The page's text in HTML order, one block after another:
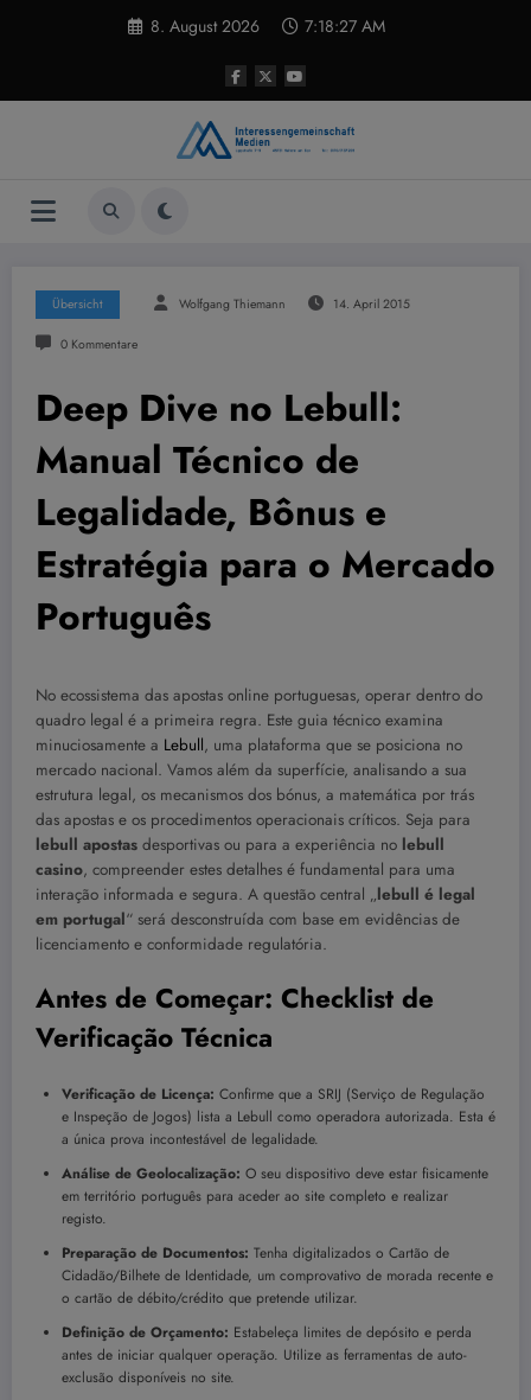
8. August 2026 7:18:28 AM
Übersicht Wolfgang Thiemann 14. April 2015
0 Kommentare
Deep Dive no Lebull:
Manual Técnico de
Legalidade, Bônus e
Estratégia para o Mercado
Português
No ecossistema das apostas online portuguesas, operar dentro do
quadro legal é a primeira regra. Este guia técnico examina
minuciosamente a Lebull, uma plataforma que se posiciona no
mercado nacional. Vamos além da superfície, analisando a sua
estrutura legal, os mecanismos dos bónus, a matemática por trás
das apostas e os procedimentos operacionais críticos. Seja para
lebull apostas desportivas ou para a experiência no lebull
casino, compreender estes detalhes é fundamental para uma
interação informada e segura. A questão central „lebull é legal
em portugal“ será desconstruída com base em evidências de
licenciamento e conformidade regulatória.
Antes de Começar: Checklist de
Verificação Técnica
Verificação de Licença: Confirme que a SRIJ (Serviço de Regulação
e Inspeção de Jogos) lista a Lebull como operadora autorizada. Esta é
a única prova incontestável de legalidade.
Análise de Geolocalização: O seu dispositivo deve estar fisicamente
em território português para aceder ao site completo e realizar
registo.
Preparação de Documentos: Tenha digitalizados o Cartão de
Cidadão/Bilhete de Identidade, um comprovativo de morada recente e
o cartão de débito/crédito que pretende utilizar.
Definição de Orçamento: Estabeleça limites de depósito e perda
antes de iniciar qualquer operação. Utilize as ferramentas de auto-
exclusão disponíveis no site.